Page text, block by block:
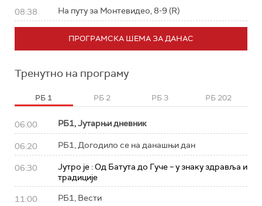
08:38 На путу за Монтевидео, 8-9 (R)
ПРОГРАМСКА ШЕМА ЗА ДАНАС
Тренутно на програму
РБ 1 РБ 2 РБ 3 РБ 202
06:00 РБ1, Јутарњи дневник
06:20 РБ1, Догодило се на данашњи дан
06:30
Јутро је : Од Батута до Гуче – у знаку здравља и
традиције
11:00 РБ1, Вести